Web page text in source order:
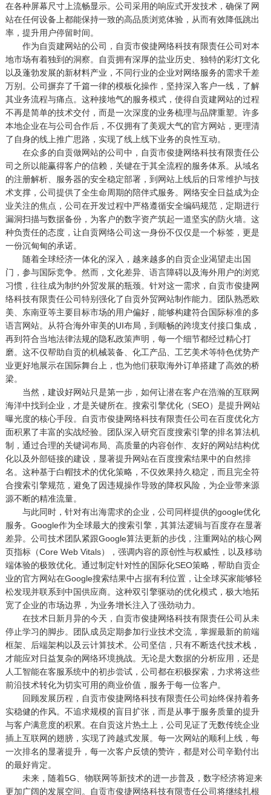
在各种屏幕尺寸上流畅显示。公司采用的响应式开发技术，确保了网
站在任何设备上都能保持一致的高品质浏览体验，从而有效降低跳出
率，提升用户停留时间。
作为自贡建网站的公司，自贡市俊捷网络科技有限责任公司对本
地市场有着独到的洞察。自贡拥有深厚的盐业历史、独特的彩灯文化
以及蓬勃发展的新材料产业，不同行业的企业对网络服务的需求千差
万别。公司摒弃了千篇一律的模板化操作，坚持深入客户一线，了解
其业务流程与痛点。这种接地气的服务模式，使得自贡建网站的过程
不再是简单的技术交付，而是一次深度的业务梳理与品牌重塑。许多
本地企业在与公司合作后，不仅拥有了美观大气的官方网站，更理清
了自身的线上推广思路，实现了线上线下业务的良性互动。
在众多的自贡做网站的公司中，自贡市俊捷网络科技有限责任公
司之所以能赢得客户的信赖，关键在于其全流程的服务体系。从域名
的注册解析、服务器的安全稳定部署，到网站上线后的日常维护与技
术支撑，公司提供了全生命周期的陪伴式服务。网络安全日益成为企
业关注的焦点，公司在开发过程中严格遵循安全编码规范，定期进行
漏洞扫描与数据备份，为客户的数字资产筑起一道坚实的防火墙。这
种负责任的态度，让自贡网络公司这一身份不仅仅是一个标签，更是
一份沉甸甸的承诺。
随着全球经济一体化的深入，越来越多的自贡企业渴望走出国
门，参与国际竞争。然而，文化差异、语言障碍以及海外用户的浏览
习惯，往往成为制约外贸发展的瓶颈。针对这一需求，自贡市俊捷网
络科技有限责任公司特别强化了自贡外贸网站制作能力。团队熟悉欧
美、东南亚等主要目标市场的用户偏好，能够构建符合国际标准的多
语言网站。从符合海外审美的UI布局，到顺畅的跨境支付接口集成，
再到符合当地法律法规的隐私政策声明，每一个细节都经过精心打
磨。这不仅帮助自贡的机械装备、化工产品、工艺美术等特色优势产
业更好地展示在国际舞台上，也为他们获取海外订单搭建了高效的桥
梁。
当然，建设好网站只是第一步，如何让潜在客户在浩瀚的互联网
海洋中找到企业，才是关键所在。搜索引擎优化（SEO）是提升网站
曝光度的核心手段。自贡市俊捷网络科技有限责任公司在百度优化方
面积累了丰富的实战经验。团队深入研究百度搜索引擎的排名算法机
制，通过合理的关键词布局、高质量的内容创作、友好的网站结构优
化以及外部链接的建设，显著提升网站在百度搜索结果中的自然排
名。这种基于白帽技术的优化策略，不仅效果持久稳定，而且完全符
合搜索引擎规范，避免了因违规操作导致的降权风险，为企业带来源
源不断的精准流量。
与此同时，针对有出海需求的企业，公司同样提供的google优化
服务。Google作为全球最大的搜索引擎，其算法逻辑与百度存在显著
差异。公司技术团队紧跟Google算法更新的步伐，注重网站的核心网
页指标（Core Web Vitals），强调内容的原创性与权威性，以及移动
端体验的极致优化。通过制定针对性的国际化SEO策略，帮助自贡企
业的官方网站在Google搜索结果中占据有利位置，让全球买家能够轻
松发现并联系到中国供应商。这种双引擎驱动的优化模式，极大地拓
宽了企业的市场边界，为业务增长注入了强劲动力。
在技术日新月异的今天，自贡市俊捷网络科技有限责任公司从未
停止学习的脚步。团队成员定期参加行业技术交流，掌握最新的前端
框架、后端架构以及云计算技术。公司坚信，只有不断迭代技术栈，
才能应对日益复杂的网络环境挑战。无论是大数据的分析应用，还是
人工智能在客服系统中的初步尝试，公司都在积极探索，力求将这些
前沿技术转化为切实可用的商业价值，服务于每一位客户。
回顾发展历程，自贡市俊捷网络科技有限责任公司始终保持着务
实稳健的作风。不追求规模的盲目扩张，而是从事于服务质量的提升
与客户满意度的积累。在自贡这片热土上，公司见证了无数传统企业
插上互联网的翅膀，实现了跨越式发展。每一次网站的顺利上线，每
一次排名的显著提升，每一次客户反馈的赞许，都是对公司辛勤付出
的最好肯定。
未来，随着5G、物联网等新技术的进一步普及，数字经济将迎来
更加广阔的发展空间。自贡市俊捷网络科技有限责任公司将继续扎根